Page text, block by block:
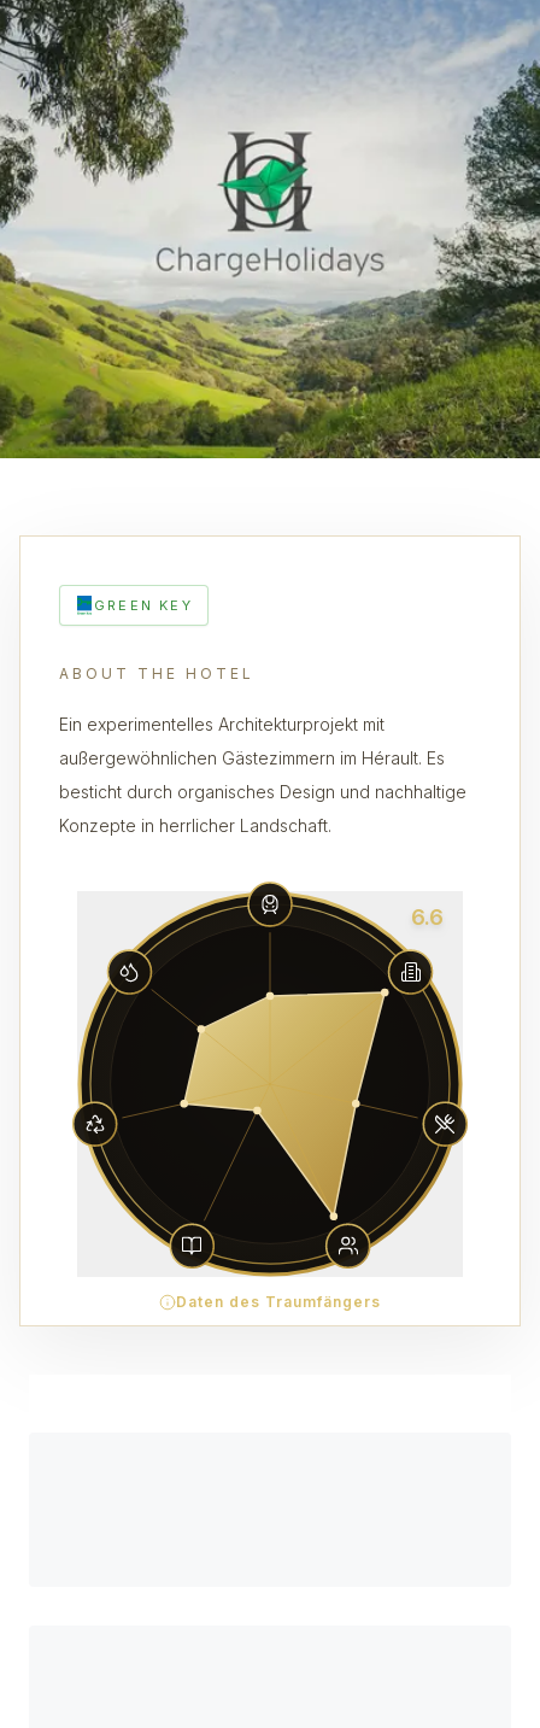
GREEN KEY
ABOUT THE HOTEL
Ein experimentelles Architekturprojekt mit
außergewöhnlichen Gästezimmern im Hérault. Es
besticht durch organisches Design und nachhaltige
Konzepte in herrlicher Landschaft.
6.6
Daten des Traumfängers